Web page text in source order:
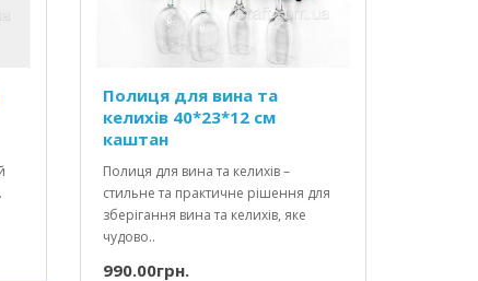
Полиця для вина та
келихів 40*23*12 см
каштан
Полиця для вина та келихів –
стильне та практичне рішення для
зберігання вина та келихів, яке
чудово..
990.00грн.